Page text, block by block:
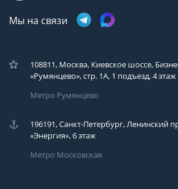
Мы на связи
108811, Москва, Киевское шоссе,
«Румянцево», стр. 1А, 1 подъезд, 4 этаж
Метро Румянцево
196191, Санкт-Петербург, Ленинский
«Энергия», 6 этаж
Метро Московская